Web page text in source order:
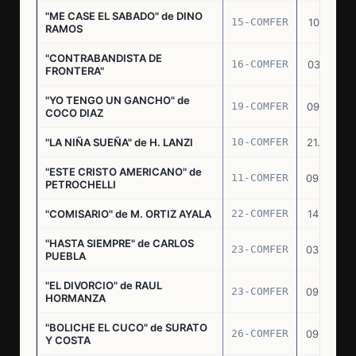
"ME CASE EL SABADO" de DINO
RAMOS
15-COMFER 10.10.74
"CONTRABANDISTA DE
FRONTERA"
16-COMFER 03.12.74
"YO TENGO UN GANCHO" de
COCO DIAZ
19-COMFER 09.01.75
"LA NIÑA SUEÑA" de H. LANZI 10-COMFER 21.03.75
"ESTE CRISTO AMERICANO" de
PETROCHELLI
11-COMFER 09.04.75
"COMISARIO" de M. ORTIZ AYALA 22-COMFER 14.07.75
"HASTA SIEMPRE" de CARLOS
PUEBLA
23-COMFER 03.09.75
"EL DIVORCIO" de RAUL
HORMANZA
23-COMFER 09.09.75
"BOLICHE EL CUCO" de SURATO
Y COSTA
26-COMFER 09.09.75